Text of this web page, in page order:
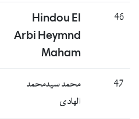
46
Hindou El
Arbi Heymnd
Maham
47
محمد سيدمحمد
الهادى